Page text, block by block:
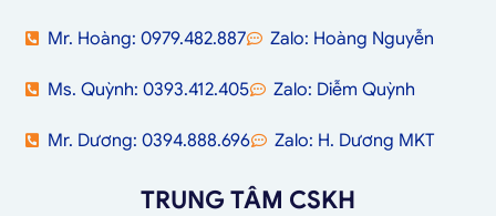
Mr. Hoàng: 0979.482.887 Zalo: Hoàng Nguyễn
Ms. Quỳnh: 0393.412.405 Zalo: Diễm Quỳnh
Mr. Dương: 0394.888.696 Zalo: H. Dương MKT
TRUNG TÂM CSKH